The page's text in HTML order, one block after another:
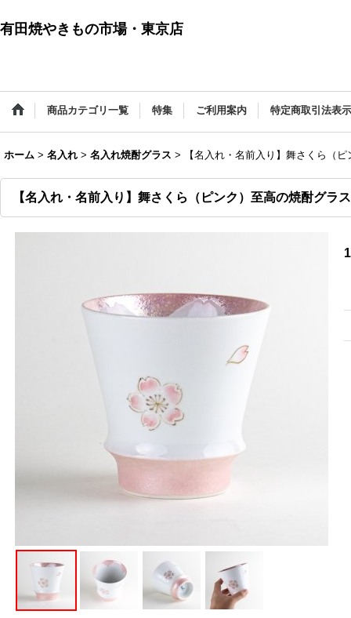
有田焼やきもの市場・東京店
商品カテゴリ一覧 特集 ご利用案内 特定商取引法表示
ホーム > 名入れ > 名入れ焼酎グラス > 【名入れ・名前入り】舞さくら（
【名入れ・名前入り】舞さくら（ピンク）至高の焼酎グラス